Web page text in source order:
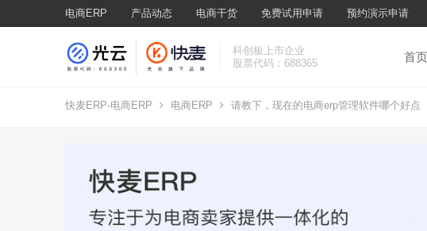
电商ERP 产品动态 电商干货 免费试用申请 预约演示申请
科创板上市企业
股票代码：688365
首页
快麦ERP-电商ERP 电商ERP 请教下，现在的电商erp管理软件哪个好点